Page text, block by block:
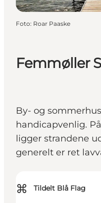
Femmøller
By- og
handicapvenlig.
ligger strandene
generelt er ret
⌘ Tildelt Blå Flag
Foto: Roar Paaske